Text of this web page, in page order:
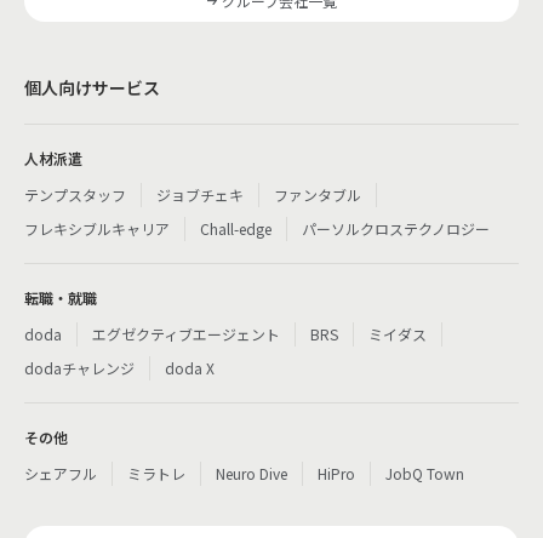
個人向けサービス
人材派遣
テンプスタッフ
ジョブチェキ
ファンタブル
フレキシブルキャリア
Chall-edge パーソルクロステクノロジー
転職・就職
doda
エグゼクティブエージェント BRS
ミイダス
dodaチャレンジ
doda X
その他
シェアフル
ミラトレ Neuro Dive HiPro JobQ Town